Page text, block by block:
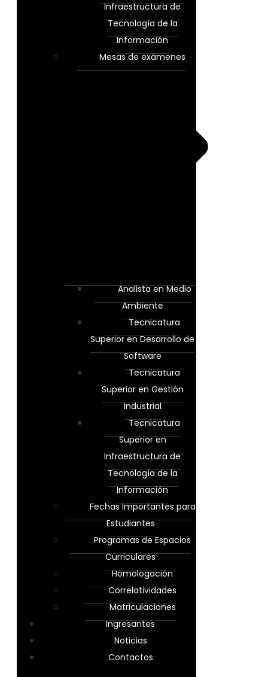
Infraestructura de
Tecnología de la
Información
Mesas de exámenes
Analista en Medio
Ambiente
Tecnicatura
Superior en Desarrollo de
Software
Tecnicatura
Superior en Gestión
Industrial
Tecnicatura
Superior en
Infraestructura de
Tecnología de la
Información
Fechas Importantes para
Estudiantes
Programas de Espacios
Curriculares
Homologación
Correlatividades
Matriculaciones
Ingresantes
Noticias
Contactos